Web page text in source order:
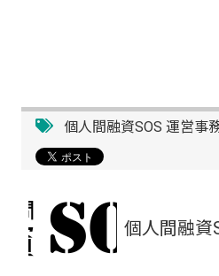
個人間融資SOS 運営事
個人間融資